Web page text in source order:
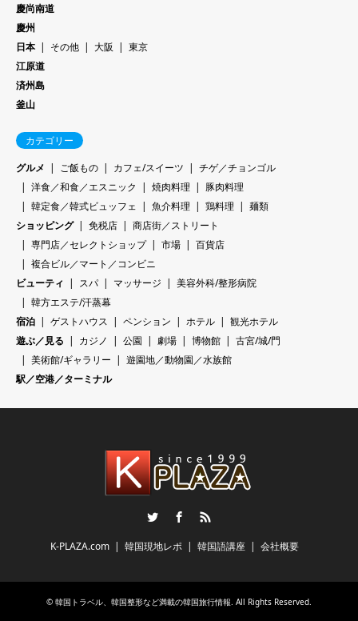
慶尚南道
慶州
日本
その他 大阪
東京
江原道
済州島
釜山
カテゴリー
グルメ
ご飯もの カフェ/スイーツ
チゲ／チョンゴル
洋食／和食／エスニック
焼肉料理
豚肉料理
韓定食／韓式ビュッフェ
魚介料理 鶏料理
麺類
ショッピング
免税店
商店街／ストリート
専門店／セレクトショップ
市場
百貨店
複合ビル／マート／コンビニ
ビューティ
スパ マッサージ
美容外科/整形病院
韓方エステ/汗蒸幕
宿泊
ゲストハウス ペンション ホテル
観光ホテル
遊ぶ／見る
カジノ 公園 劇場 博物館
古宮/城/門
美術館/ギャラリー
遊園地／動物園／水族館
駅／空港／ターミナル
K-PLAZA.com 韓国現地レポ 韓国語講座 会社概要
© 韓国トラベル、韓国整形など満載の韓国旅行情報. All Rights Reserved.